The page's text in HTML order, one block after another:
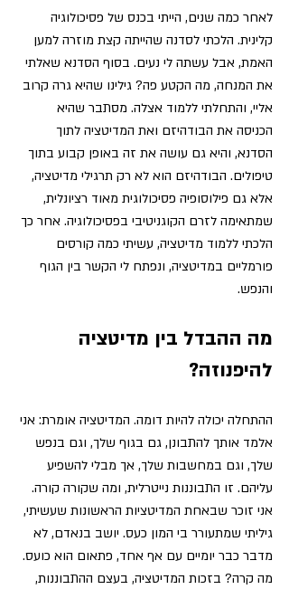
לאחר כמה שנים, הייתי בכנס של פסיכולוגיה
קלינית. הלכתי לסדנה שהייתה קצת מוזרה למען
האמת, אבל עשתה לי נעים. בסוף הסדנא שאלתי
את המנחה, מה הקטע פה? גילינו שהיא גרה קרוב
אליי, והתחלתי ללמוד אצלה. מסתבר שהיא
הכניסה את הבודהיזם ואת המדיטציה לתוך
הסדנא, והיא גם עושה את זה באופן קבוע בתוך
טיפולים. הבודהיזם הוא לא רק תרגילי מדיטציה,
אלא גם פילוסופיה פסיכולוגית מאוד רציונלית,
שמתאימה לזרם הקוגניטיבי בפסיכולוגיה. אחר כך
הלכתי ללמוד מדיטציה, עשיתי כמה קורסים
פורמליים במדיטציה, ונפתח לי הקשר בין הגוף
והנפש.
מה ההבדל בין מדיטציה
להיפנוזה?
ההתחלה יכולה להיות דומה. המדיטציה אומרת: אני
אלמד אותך להתבונן, גם בגוף שלך, וגם בנפש
שלך, וגם במחשבות שלך, אך מבלי להשפיע
עליהם. זו התבוננות נייטרלית, ומה שקורה קורה.
אני זוכר שבאחת המדיטציות הראשונות שעשיתי,
גיליתי שמתעורר בי המון כעס. יושב בנאדם, לא
מדבר כבר יומיים עם אף אחד, פתאום הוא כועס.
מה קרה? בזכות המדיטציה, בעצם ההתבוננות,